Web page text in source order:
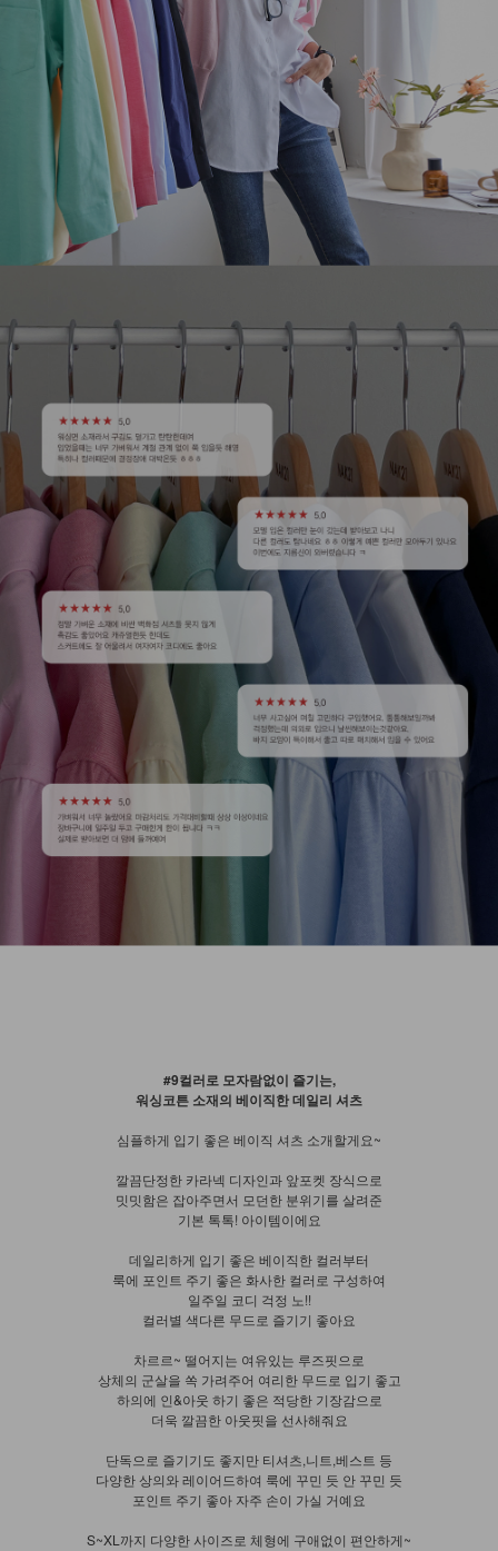
#9컬러로 모자람없이 즐기는,
워싱코튼 소재의 베이직한 데일리 셔츠
심플하게 입기 좋은 베이직 셔츠 소개할게요~
깔끔단정한 카라넥 디자인과 앞포켓 장식으로
밋밋함은 잡아주면서 모던한 분위기를 살려준
기본 톡톡! 아이템이에요
데일리하게 입기 좋은 베이직한 컬러부터
룩에 포인트 주기 좋은 화사한 컬러로 구성하여
일주일 코디 걱정 노!!
컬러별 색다른 무드로 즐기기 좋아요
차르르~ 떨어지는 여유있는 루즈핏으로
상체의 군살을 쏙 가려주어 여리한 무드로 입기 좋고
하의에 인&아웃 하기 좋은 적당한 기장감으로
더욱 깔끔한 아웃핏을 선사해줘요
단독으로 즐기기도 좋지만 티셔츠,니트,베스트 등
다양한 상의와 레이어드하여 룩에 꾸민 듯 안 꾸민 듯
포인트 주기 좋아 자주 손이 가실 거예요
S~XL까지 다양한 사이즈로 체형에 구애없이 편안하게~